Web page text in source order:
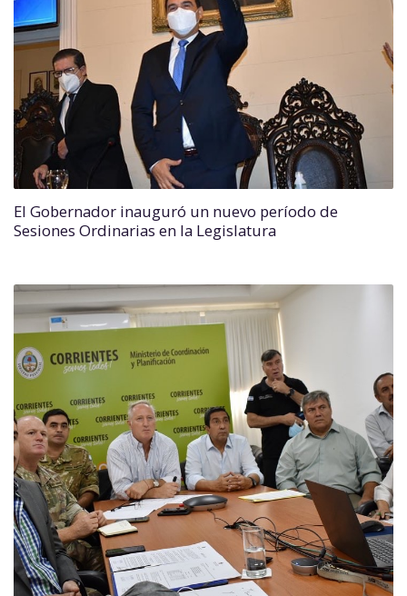
El Gobernador inauguró un nuevo período de
Sesiones Ordinarias en la Legislatura